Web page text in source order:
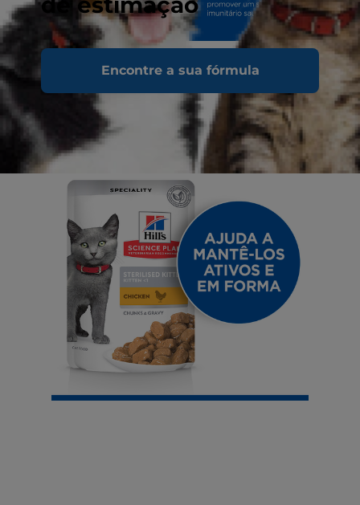
Encontre a sua fórmula